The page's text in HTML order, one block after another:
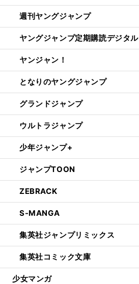
週刊ヤングジャンプ
ヤングジャンプ定期購読デジタル
ヤンジャン！
となりのヤングジャンプ
グランドジャンプ
ウルトラジャンプ
少年ジャンプ+
ジャンプTOON
ZEBRACK
S-MANGA
集英社ジャンプリミックス
集英社コミック文庫
少女マンガ